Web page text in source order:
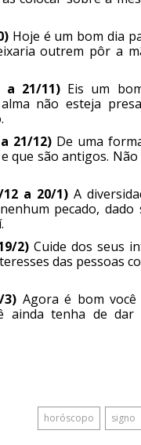
Hoje é um bom dia
outrem pôr a
a 21/11) Eis um
não esteja
21/12) De uma
que são antigos.
12 a 20/1) A
pecado,
2) Cuide dos seus
das pessoas
3) Agora é bom
ainda tenha de
horóscopo signo